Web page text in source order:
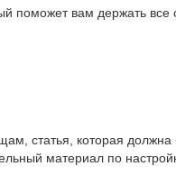
поможет вам держать все
статья, которая должна
материал по